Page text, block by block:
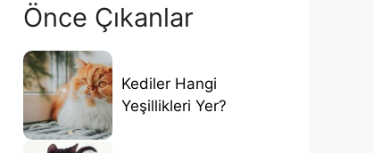
Önce Çıkanlar
Kediler Hangi
Yeşillikleri Yer?